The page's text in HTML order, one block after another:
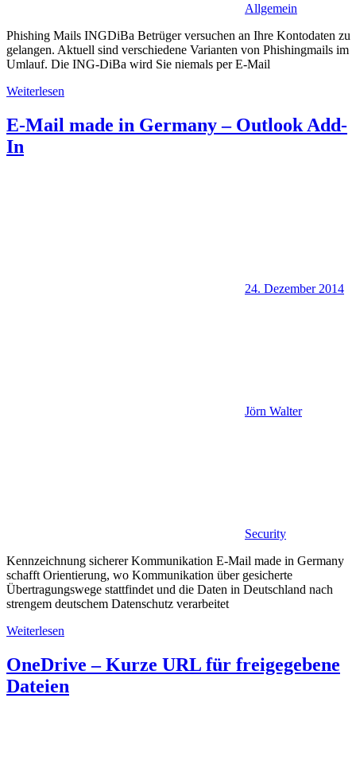
Allgemein
Phishing Mails INGDiBa Betrüger versuchen an Ihre Kontodaten zu
gelangen. Aktuell sind verschiedene Varianten von Phishingmails im
Umlauf. Die ING-DiBa wird Sie niemals per E-Mail
Weiterlesen
E-Mail made in Germany – Outlook Add-
In
24. Dezember 2014
Jörn Walter
Security
Kennzeichnung sicherer Kommunikation E-Mail made in Germany
schafft Orientierung, wo Kommunikation über gesicherte
Übertragungswege stattfindet und die Daten in Deutschland nach
strengem deutschem Datenschutz verarbeitet
Weiterlesen
OneDrive – Kurze URL für freigegebene
Dateien